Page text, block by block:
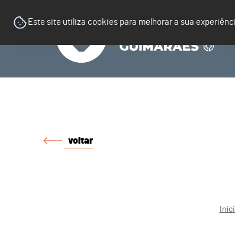
Este site utiliza cookies para melhorar a sua
voltar